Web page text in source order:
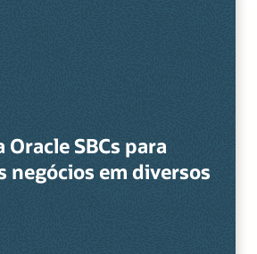
Oracle SBCs para
negócios em diversos